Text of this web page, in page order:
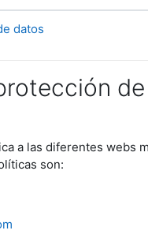
datos
a las diferentes webs
son: